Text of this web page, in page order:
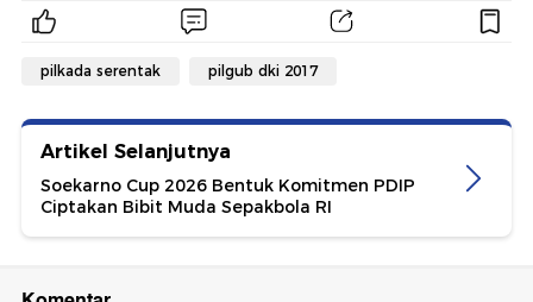
pilkada serentak pilgub dki 2017
Artikel Selanjutnya
Soekarno Cup 2026 Bentuk Komitmen PDIP
Ciptakan Bibit Muda Sepakbola RI